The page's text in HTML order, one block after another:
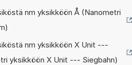
nm yksikköön Å (Nanometri
nm yksikköön X Unit ---
yksikköön X Unit --- Siegbahn)